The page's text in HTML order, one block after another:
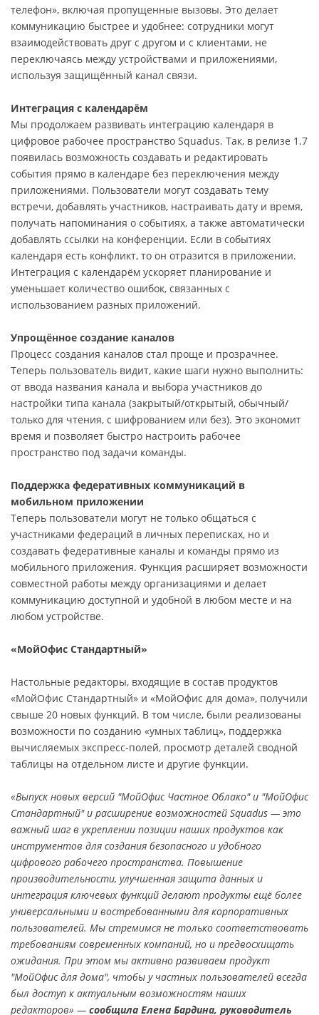
телефон», включая пропущенные вызовы. Это делает
коммуникацию быстрее и удобнее: сотрудники могут
взаимодействовать друг с другом и с клиентами, не
переключаясь между устройствами и приложениями,
используя защищённый канал связи.
Интеграция с календарём
Мы продолжаем развивать интеграцию календаря в
цифровое рабочее пространство Squadus. Так, в релизе 1.7
появилась возможность создавать и редактировать
события прямо в календаре без переключения между
приложениями. Пользователи могут создавать тему
встречи, добавлять участников, настраивать дату и время,
получать напоминания о событиях, а также автоматически
добавлять ссылки на конференции. Если в событиях
календаря есть конфликт, то он отразится в приложении.
Интеграция с календарём ускоряет планирование и
уменьшает количество ошибок, связанных с
использованием разных приложений.
Упрощённое создание каналов
Процесс создания каналов стал проще и прозрачнее.
Теперь пользователь видит, какие шаги нужно выполнить:
от ввода названия канала и выбора участников до
настройки типа канала (закрытый/открытый, обычный/
только для чтения, с шифрованием или без). Это экономит
время и позволяет быстро настроить рабочее
пространство под задачи команды.
Поддержка федеративных коммуникаций в
мобильном приложении
Теперь пользователи могут не только общаться с
участниками федераций в личных переписках, но и
создавать федеративные каналы и команды прямо из
мобильного приложения. Функция расширяет возможности
совместной работы между организациями и делает
коммуникацию доступной и удобной в любом месте и на
любом устройстве.
«МойОфис Стандартный»
Настольные редакторы, входящие в состав продуктов
«МойОфис Стандартный» и «МойОфис для дома», получили
свыше 20 новых функций. В том числе, были реализованы
возможности по созданию «умных таблиц», поддержка
вычисляемых экспресс-полей, просмотр деталей сводной
таблицы на отдельном листе и другие функции.
«Выпуск новых версий "МойОфис Частное Облако" и "МойОфис
Стандартный" и расширение возможностей Squadus — это
важный шаг в укреплении позиции наших продуктов как
инструментов для создания безопасного и удобного
цифрового рабочего пространства. Повышение
производительности, улучшенная защита данных и
интеграция ключевых функций делают продукты ещё более
универсальными и востребованными для корпоративных
пользователей. Мы стремимся не только соответствовать
требованиям современных компаний, но и предвосхищать
ожидания. При этом мы активно развиваем продукт
"МойОфис для дома", чтобы у частных пользователей всегда
был доступ к актуальным возможностям наших
редакторов» — сообщила Елена Бардина, руководитель